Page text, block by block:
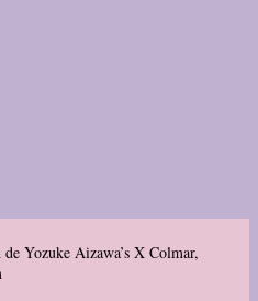
Yozuke Aizawa’s X Colmar,